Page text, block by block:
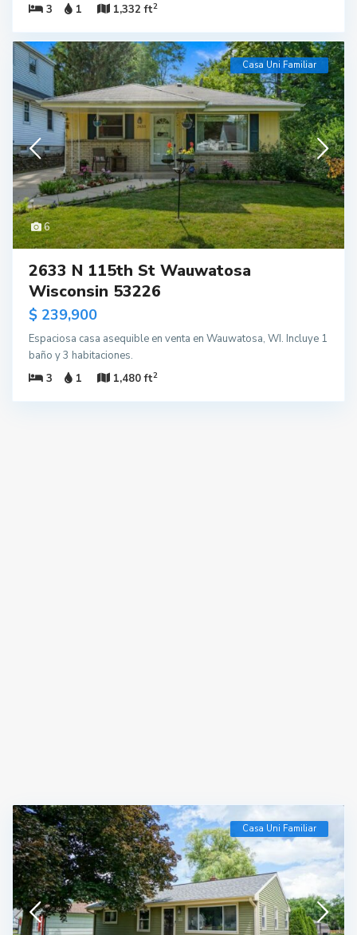
3
1 1,332 ft2
6
Casa Uni Familiar
2633 N 115th St Wauwatosa
Wisconsin 53226
$ 239,900
Espaciosa casa asequible en venta en Wauwatosa, WI. Incluye 1
baño y 3 habitaciones.
3
1 1,480 ft2
Casa Uni Familiar